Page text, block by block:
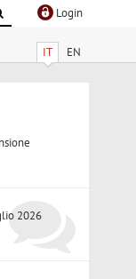
Login
IT EN
2026